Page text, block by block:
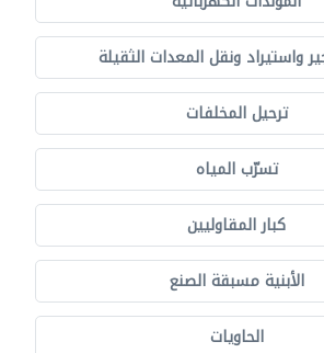
واستيراد ونقل المعدات الثقيلة
ترحيل المخلفات
تسرّب المياه
كبار المقاوليين
الأبنية مسبقة الصنع
الحاويات